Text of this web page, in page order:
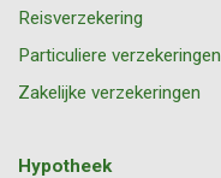
Reisverzekering
Particuliere verzekeringen
Zakelijke verzekeringen
Hypotheek